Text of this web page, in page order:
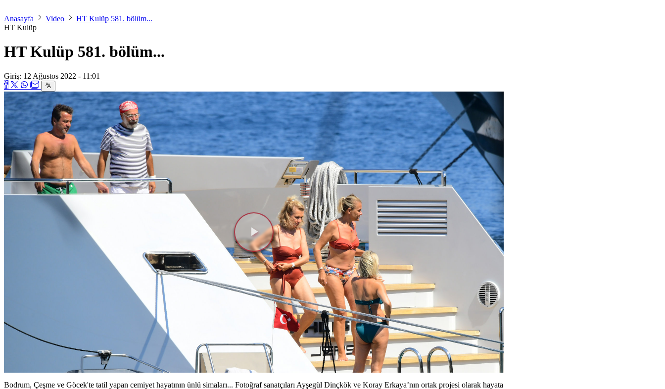
Anasayfa Video
HT Kulüp 581. bölüm...
HT Kulüp
HT Kulüp 581. bölüm...
Giriş: 12 Ağustos 2022 - 11:01
Videoyu
Oynat
Bodrum, Çeşme ve Göcek'te tatil yapan cemiyet hayatının ünlü simaları... Fotoğraf sanatçıları Ayşegül Dinçkök ve Koray Erkaya’nın ortak projesi olarak hayata